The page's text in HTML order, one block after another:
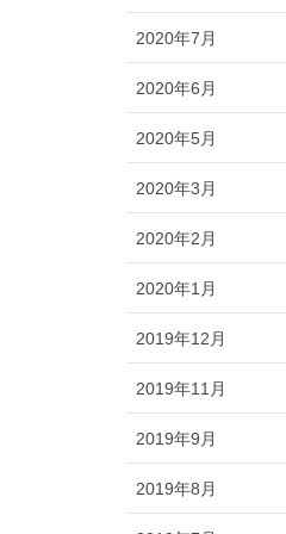
2020年7月
2020年6月
2020年5月
2020年3月
2020年2月
2020年1月
2019年12月
2019年11月
2019年9月
2019年8月